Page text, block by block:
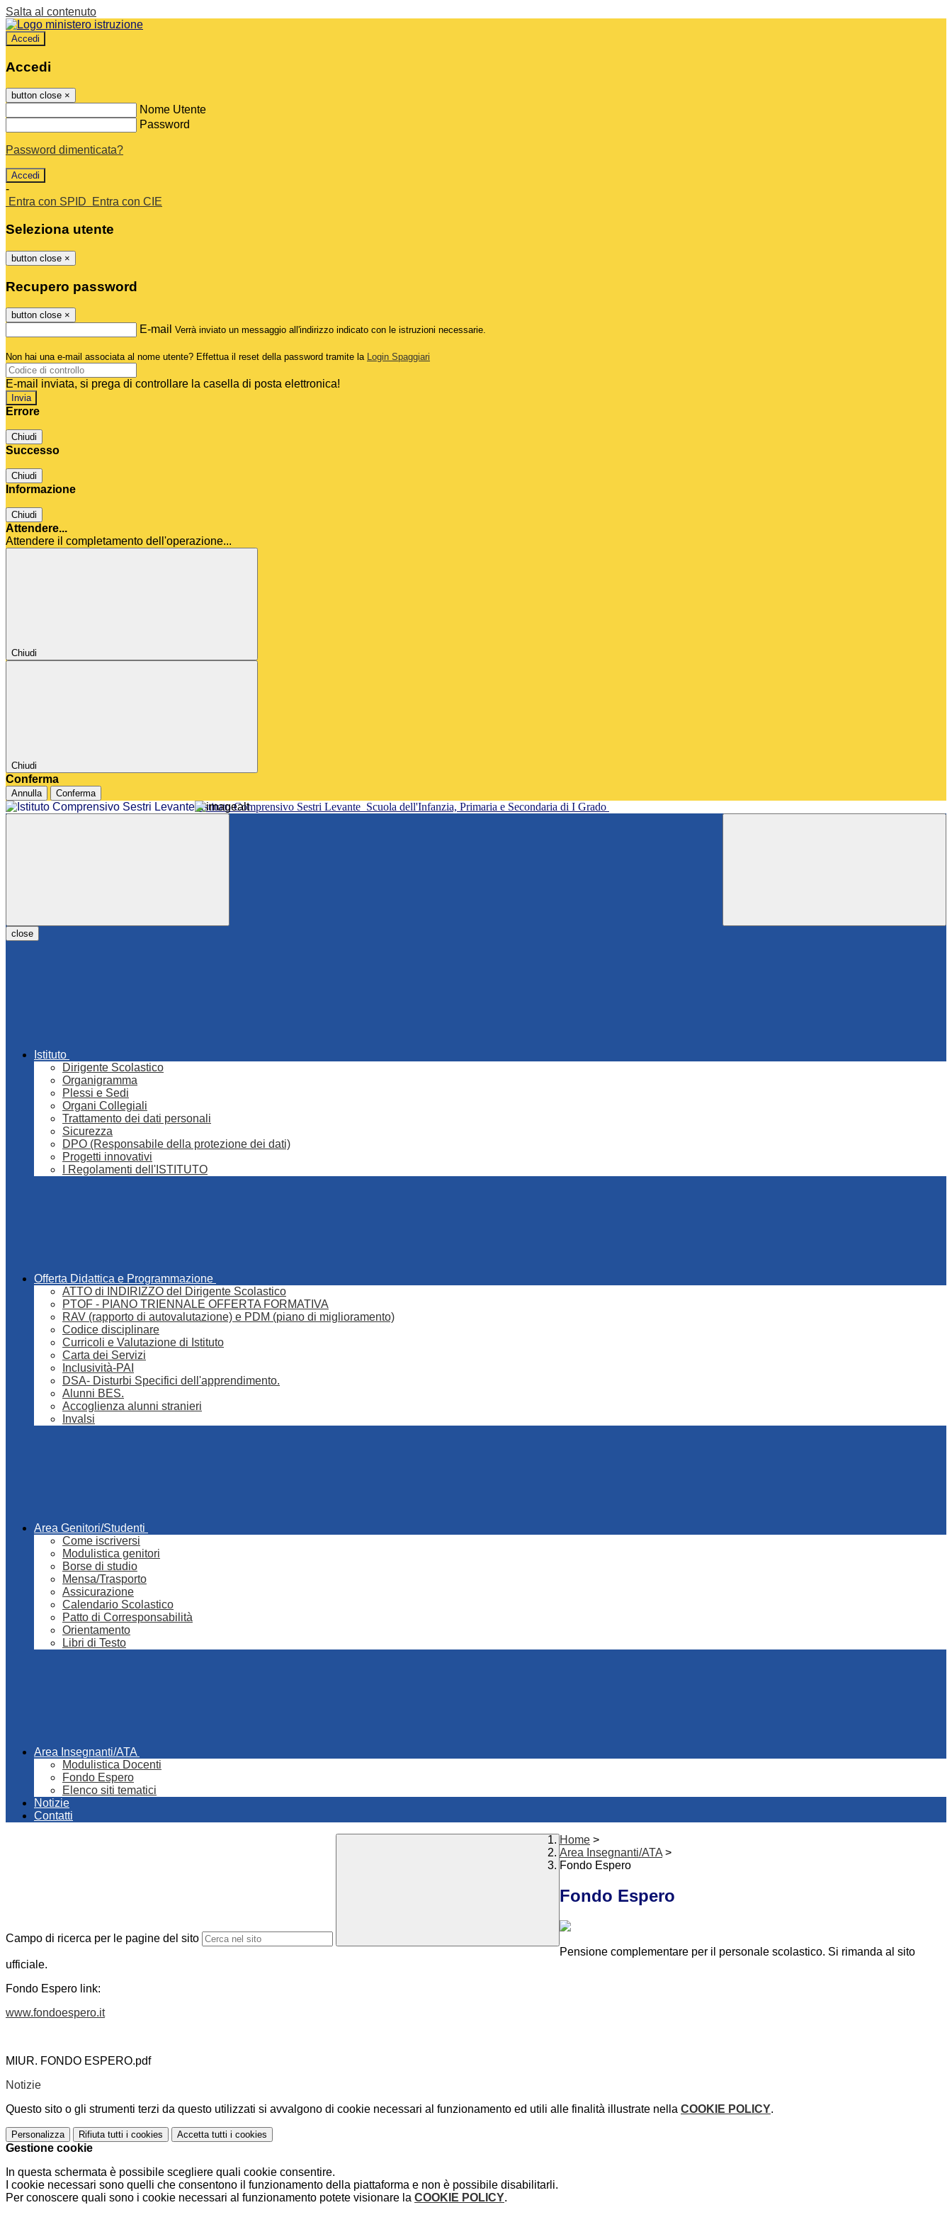
Salta al contenuto
Accedi
Accedi
button close ×
Nome Utente
Password
Password dimenticata?
-
Entra con SPID
Entra con CIE
Seleziona utente
button close ×
Recupero password
button close ×
E-mail Verrà inviato un messaggio all'indirizzo indicato con le istruzioni necessarie.
Non hai una e-mail associata al nome utente? Effettua il reset della password tramite la Login Spaggiari
E-mail inviata, si prega di controllare la casella di posta elettronica!
Errore
Chiudi
Successo
Chiudi
Informazione
Chiudi
Attendere...
Attendere il completamento dell'operazione...
Chiudi
Chiudi
Conferma
Annulla Conferma
Istituto Comprensivo Sestri Levante Scuola dell'Infanzia, Primaria e Secondaria di I Grado
close
Istituto
Dirigente Scolastico
Organigramma
Plessi e Sedi
Organi Collegiali
Trattamento dei dati personali
Sicurezza
DPO (Responsabile della protezione dei dati)
Progetti innovativi
I Regolamenti dell'ISTITUTO
Offerta Didattica e Programmazione
ATTO di INDIRIZZO del Dirigente Scolastico
PTOF - PIANO TRIENNALE OFFERTA FORMATIVA
RAV (rapporto di autovalutazione) e PDM (piano di miglioramento)
Codice disciplinare
Curricoli e Valutazione di Istituto
Carta dei Servizi
Inclusività-PAI
DSA- Disturbi Specifici dell'apprendimento.
Alunni BES.
Accoglienza alunni stranieri
Invalsi
Area Genitori/Studenti
Come iscriversi
Modulistica genitori
Borse di studio
Mensa/Trasporto
Assicurazione
Calendario Scolastico
Patto di Corresponsabilità
Orientamento
Libri di Testo
Area Insegnanti/ATA
Modulistica Docenti
Fondo Espero
Elenco siti tematici
Notizie
Contatti
Campo di ricerca per le pagine del sito
Home >
Area Insegnanti/ATA >
Fondo Espero
Fondo Espero
Pensione complementare per il personale scolastico. Si rimanda al sito
ufficiale.
Fondo Espero link:
www.fondoespero.it
MIUR. FONDO ESPERO.pdf
Notizie
Questo sito o gli strumenti terzi da questo utilizzati si avvalgono di cookie necessari al funzionamento ed utili alle finalità illustrate nella COOKIE POLICY.
Personalizza Rifiuta tutti i cookies Accetta tutti i cookies
Gestione cookie
In questa schermata è possibile scegliere quali cookie consentire.
I cookie necessari sono quelli che consentono il funzionamento della piattaforma e non è possibile disabilitarli.
Per conoscere quali sono i cookie necessari al funzionamento potete visionare la COOKIE POLICY.